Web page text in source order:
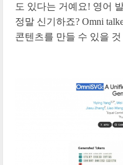
도 있다는 거예요! 영어
정말 신기하죠? Omni
콘텐츠를 만들 수 있을